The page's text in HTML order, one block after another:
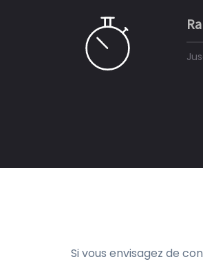
ne peut plus s'en passer.
Si vous envisagez de